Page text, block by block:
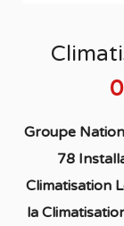
Groupe
78
Climatisation
la C